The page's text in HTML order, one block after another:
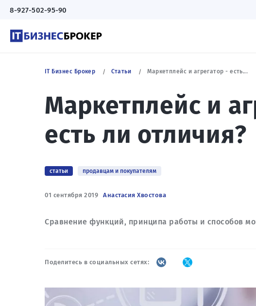
8-927-502-95-90
IT Бизнес Брокер Статьи Маркетплейс и агрегатор - есть...
Маркетплейс и
есть ли отличия?
статьи продавцам и покупателям
01 сентября 2019 Анастасия Хвостова
Сравнение функций, принципа работы и способов
Поделитесь в социальных сетях: